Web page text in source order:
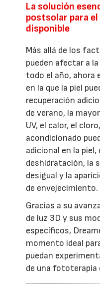
La solución
postsolar para
disponible
Más allá de los
pueden afectar a
todo el año, ahora
en la que la piel
recuperación
de verano, la
UV, el calor, el
acondicionado
adicional en la
deshidratación, la
desigual y la
de envejecimiento.
Gracias a su
de luz 3D y sus
específicos,
momento ideal
puedan
de una fototerapia